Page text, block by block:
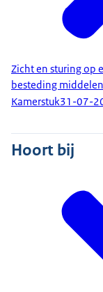
Zicht en sturing op
besteding
Kamerstuk31-07-
Hoort bij